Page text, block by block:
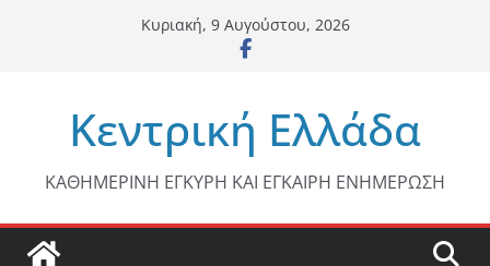
Κυριακή, 9 Αυγούστου, 2026
Κεντρική Ελλάδα
ΚΑΘΗΜΕΡΙΝΗ ΕΓΚΥΡΗ ΚΑΙ ΕΓΚΑΙΡΗ ΕΝΗΜΕΡΩΣΗ